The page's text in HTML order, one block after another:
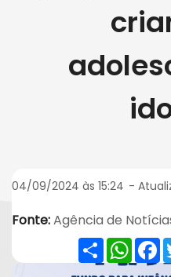
04/09/2024 às 15:24 -
Fonte:Agência de
Share